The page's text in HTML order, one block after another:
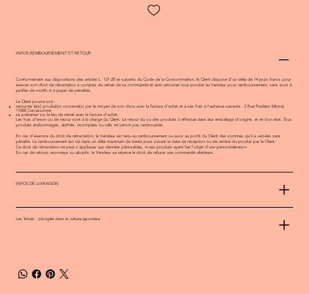
INFOS REMBOURSEMENT ET RETOUR
Conformément aux dispositions des articles L. 121-20 et suivants du Code de la Consommation, le Client dispose d’un délai de 14 jours francs pour
exercer son droit de rétractation à compter du retrait de sa commande et ainsi retourner tout produit au Vendeur pour remboursement, sans avoir à
justifier de motifs ni à payer de pénalités.
Le Client pourra soit :
retourner le(s) produit(s) concerné(s) par le moyen de son choix avec la facture d’achat et à ses frais à l’adresse suivante : 2 Rue Frédéric Mistral,
11000 Carcassonne
se présenter sur le lieu de retrait avec la facture d’achat.
Les frais d’envoi ou de retour sont à la charge du Client. Le retour du ou des produits s’effectue dans leur emballage d’origine, et en bon état. Tous
produits endommagés, abîmés, incomplets ou salis ne seront pas remboursés.
En cas d’exercice du droit de rétractation, le Vendeur est tenu au remboursement ou avoir au profit du Client des sommes qu’il a versées sans
pénalité. Le remboursement est dû dans un délai maximum de trente jours suivant la date de réception ou de remise du produit par le Client.
Ce droit de rétractation ne peut s’appliquer aux denrées périssables, ni aux produits ayant fait l’objet d’une personnalisation.
En cas de retours anormaux ou abusifs, le Vendeur se réserve le droit de refuser une commande ultérieure.
INFOS DE LIVRAISON
Les Yokais - plongée dans la culture japonaise